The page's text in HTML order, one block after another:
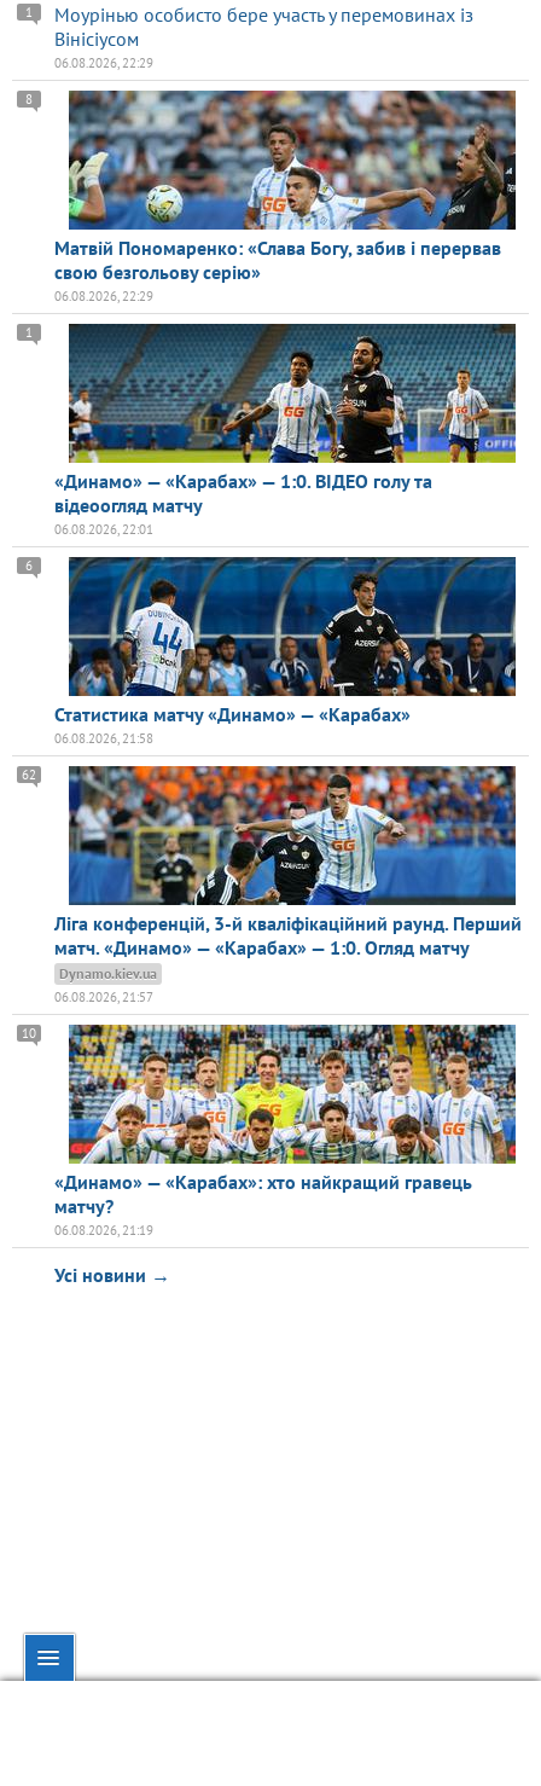
Моурінью особисто бере участь у перемовинах із
Вінісіусом
1
06.08.2026, 22:29
Матвій Пономаренко: «Слава Богу, забив і перервав
свою безгольову серію»
8
06.08.2026, 22:29
«Динамо» — «Карабах» — 1:0. ВІДЕО голу та
відеоогляд матчу
1
06.08.2026, 22:01
Статистика матчу «Динамо» — «Карабах»
6
06.08.2026, 21:58
Ліга конференцій, 3-й кваліфікаційний раунд. Перший
матч. «Динамо» — «Карабах» — 1:0. Огляд матчу
62
Dynamo.kiev.ua
06.08.2026, 21:57
«Динамо» — «Карабах»: хто найкращий гравець
матчу?
10
06.08.2026, 21:19
Усі новини →